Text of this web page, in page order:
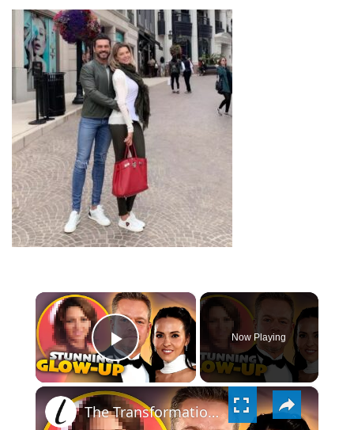
×
PLAY
VIDEO
Now Playing
×
The Transformation Of Matt Damon's Wife Is Turning Heads